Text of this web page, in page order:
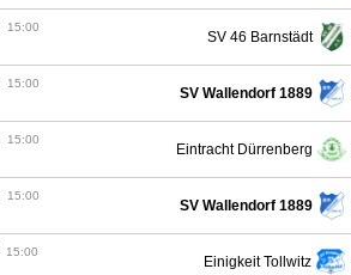
15:00
SV 46 Barnstädt
15:00
SV Wallendorf 1889
15:00
Eintracht Dürrenberg
15:00
SV Wallendorf 1889
15:00
Einigkeit Tollwitz